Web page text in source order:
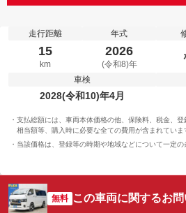
走行距離
15
km
年式
2026
(令和8)年
車検
2028(令和10)年4月
支払総額には、車両本体価格の他、保険料、税金、
相当額等、購入時に必要な全ての費用が含まれていま
当該価格は、登録等の時期や地域などについて一定の
無料 この車両に関するお